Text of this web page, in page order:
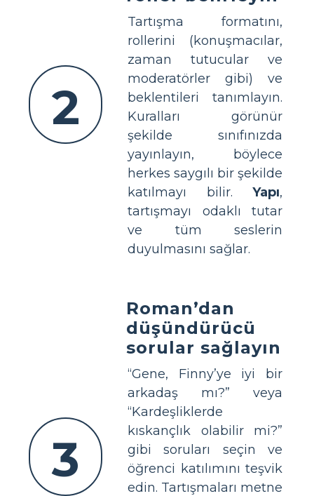
2
Tartışma formatını,
rollerini (konuşmacılar,
zaman tutucular ve
moderatörler gibi) ve
beklentileri tanımlayın.
Kuralları görünür
şekilde sınıfınızda
yayınlayın, böylece
herkes saygılı bir şekilde
katılmayı bilir. Yapı,
tartışmayı odaklı tutar
ve tüm seslerin
duyulmasını sağlar.
3
Roman’dan
düşündürücü
sorular sağlayın
“Gene, Finny’ye iyi bir
arkadaş mı?” veya
“Kardeşliklerde
kıskançlık olabilir mi?”
gibi soruları seçin ve
öğrenci katılımını teşvik
edin. Tartışmaları metne